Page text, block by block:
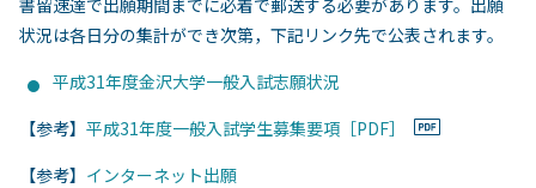
書留速達で出願期間までに必着で郵送する必要があります。出願
状況は各日分の集計ができ次第，下記リンク先で公表されます。
平成31年度金沢大学一般入試志願状況
【参考】 平成31年度一般入試学生募集要項［PDF］
【参考】 インターネット出願